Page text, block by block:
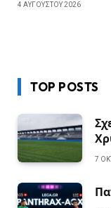
4 ΑΥΓΟΎΣΤΟΥ 2026
TOP POSTS
7